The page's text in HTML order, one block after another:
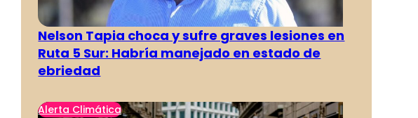
Nelson Tapia choca y sufre graves lesiones en
Ruta 5 Sur: Habría manejado en estado de
ebriedad
Alerta Climática